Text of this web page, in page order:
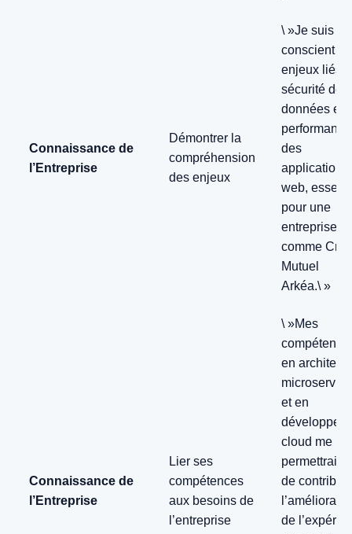
Connaissance de
l’Entreprise
Démontrer la
compréhension
des enjeux
\ »Je suis
conscient
enjeux liés
sécurité des
données et
performance
des
applications
web,
pour une
entreprise
comme
Mutuel
Arkéa.\ »
Connaissance de
l’Entreprise
Lier ses
compétences
aux besoins de
l’entreprise
\ »Mes
en
et en
cloud me
de
de